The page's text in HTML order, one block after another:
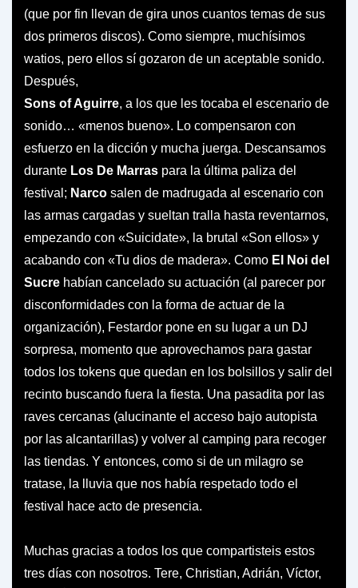
(que por fin llevan de gira unos cuantos temas de sus
dos primeros discos). Como siempre, muchísimos
watios, pero ellos sí gozaron de un aceptable sonido.
Después,
Sons of Aguirre, a los que les tocaba el escenario de
sonido… «menos bueno». Lo compensaron con
esfuerzo en la dicción y mucha juerga. Descansamos
durante Los De Marras para la última paliza del
festival; Narco salen de madrugada al escenario con
las armas cargadas y sueltan tralla hasta reventarnos,
empezando con «Suicidate», la brutal «Son ellos» y
acabando con «Tu dios de madera». Como El Noi del
Sucre habían cancelado su actuación (al parecer por
disconformidades con la forma de actuar de la
organización), Festardor pone en su lugar a un DJ
sorpresa, momento que aprovechamos para gastar
todos los tokens que quedan en los bolsillos y salir del
recinto buscando fuera la fiesta. Una pasadita por las
raves cercanas (alucinante el acceso bajo autopista
por las alcantarillas) y volver al camping para recoger
las tiendas. Y entonces, como si de un milagro se
tratase, la lluvia que nos había respetado todo el
festival hace acto de presencia.
Muchas gracias a todos los que compartisteis estos
tres días con nosotros. Tere, Christian, Adrián, Víctor,